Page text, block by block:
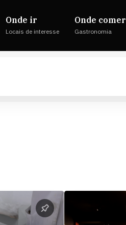
Onde ir
Locais de interesse
Onde comer
Gastronomia